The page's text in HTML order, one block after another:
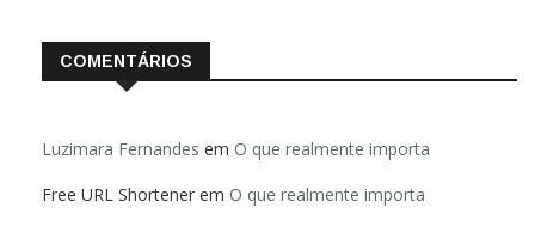
COMENTÁRIOS
Luzimara Fernandes em O que realmente importa
Free URL Shortener em O que realmente importa